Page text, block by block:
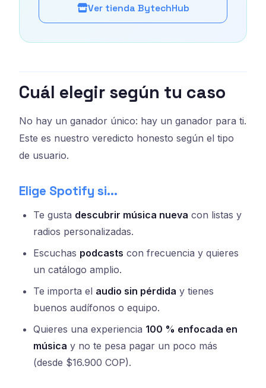
Ver tienda BytechHub
Cuál elegir según tu caso
No hay un ganador único: hay un ganador para ti.
Este es nuestro veredicto honesto según el tipo
de usuario.
Elige Spotify si...
Te gusta descubrir música nueva con listas y
radios personalizadas.
Escuchas podcasts con frecuencia y quieres
un catálogo amplio.
Te importa el audio sin pérdida y tienes
buenos audífonos o equipo.
Quieres una experiencia 100 % enfocada en
música y no te pesa pagar un poco más
(desde $16.900 COP).